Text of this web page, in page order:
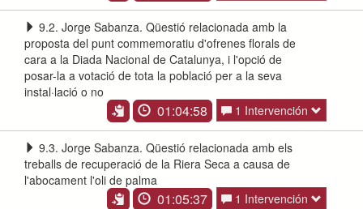
9.2. Jorge Sabanza. Qüestió relacionada amb la
proposta del punt commemoratiu d'ofrenes florals de
cara a la Diada Nacional de Catalunya, i l'opció de
posar-la a votació de tota la població per a la seva
instal·lació o no
01:04:58 1 Intervención
9.3. Jorge Sabanza. Qüestió relacionada amb els
treballs de recuperació de la Riera Seca a causa de
l'abocament l'oli de palma
01:05:37 1 Intervención